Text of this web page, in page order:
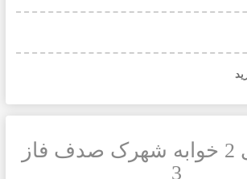
عکس های 2 خوابه شهرک صدف فاز
3